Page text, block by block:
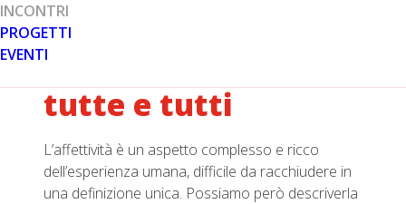
INCONTRI
PROGETTI
EVENTICos’è l’affettività e
perché riguarda
tutte e tutti
L’affettività è un aspetto complesso e ricco
dell’esperienza umana, difficile da racchiudere in
una definizione unica. Possiamo però descriverla